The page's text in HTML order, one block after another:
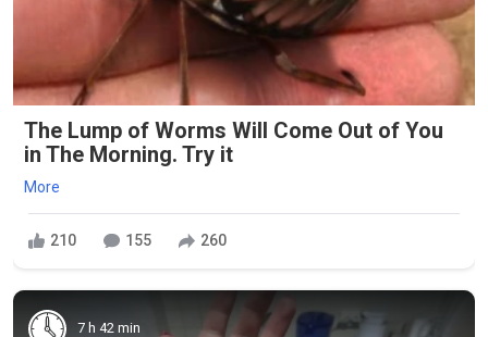
The Lump of Worms Will Come Out of You
in The Morning. Try it
More
210 155 260
7 h 42 min